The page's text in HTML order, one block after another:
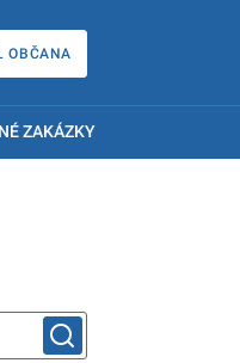
OBČANA
ZAKÁZKY